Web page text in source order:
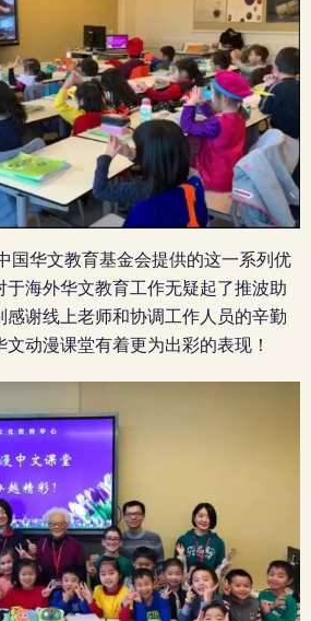
国华文教育基金会提供的这一系列优
于海外华文教育工作无疑起了推波助
谢线上老师和协调工作人员的辛勤
动漫课堂有着更为出彩的表现！